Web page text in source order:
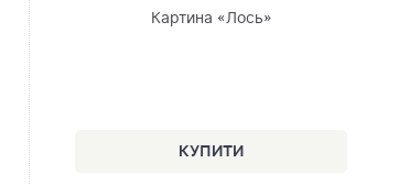
Картина «Лось»